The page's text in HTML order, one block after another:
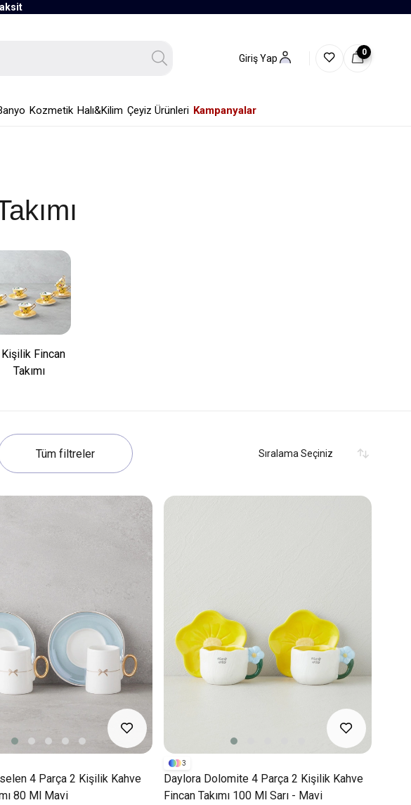
Giriş Yap
0
Kozmetik Halı&Kilim Çeyiz Ürünleri Kampanyalar
Fincan
Takımı
4 Parça 2 Kişilik Kahve
80 Ml Mavi
Daylora Dolomite 4 Parça 2 Kişilik Kahve
Fincan Takımı 100 Ml Sarı - Mavi
3